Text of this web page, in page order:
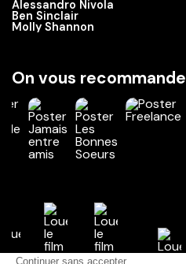
Alessandro Nivola
Ben Sinclair
Molly Shannon
On vous recommande